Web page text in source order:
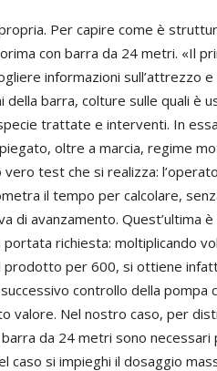
Per capire come è
con barra da 24 metri. «Il
informazioni sull’attrezzo
barra, colture sulle quali è
trattate e interventi. In
oltre a marcia, regime
vero test che si realizza:
il tempo per calcolare,
di avanzamento. Quest’ultima
richiesta: moltiplicando
per 600, si ottiene
controllo della
valore. Nel nostro caso, per
da 24 metri sono
caso si impieghi il dosaggio